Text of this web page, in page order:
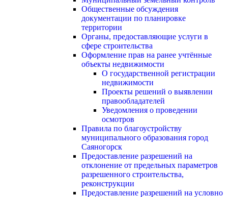
Общественные обсуждения
документации по планировке
территории
Органы, предоставляющие услуги в
сфере строительства
Оформление прав на ранее учтённые
объекты недвижимости
О государственной регистрации
недвижимости
Проекты решений о выявлении
правообладателей
Уведомления о проведении
осмотров
Правила по благоустройству
муниципального образования город
Саяногорск
Предоставление разрешений на
отклонение от предельных параметров
разрешенного строительства,
реконструкции
Предоставление разрешений на условно